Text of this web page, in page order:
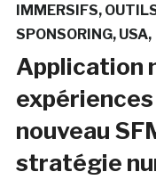
IMMERSIFS
SPONSORING USA
Application
nouveau
stratégie